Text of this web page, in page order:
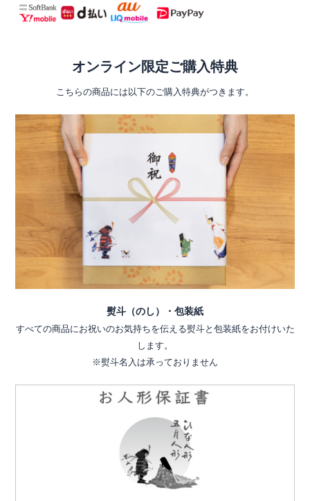
オンライン限定ご購入特典
こちらの商品には以下のご購入特典がつきます。
熨斗（のし）・包装紙
すべての商品にお祝いのお気持ちを伝える熨斗と包装紙をお付けいた
します。
※熨斗名入は承っておりません